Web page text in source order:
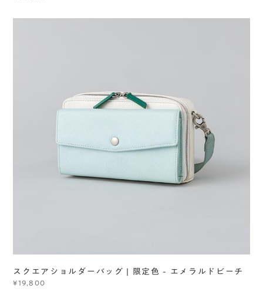
スクエアショルダーバッグ | 限定色 - エメラルドビーチ
¥19,800